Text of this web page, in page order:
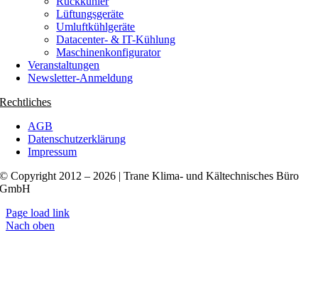
Lüftungsgeräte
Umluftkühlgeräte
Datacenter- & IT-Kühlung
Maschinenkonfigurator
Veranstaltungen
Newsletter-Anmeldung
Rechtliches
AGB
Datenschutzerklärung
Impressum
© Copyright 2012 – 2026 | Trane Klima- und Kältechnisches Büro
GmbH
Page load link
Nach oben